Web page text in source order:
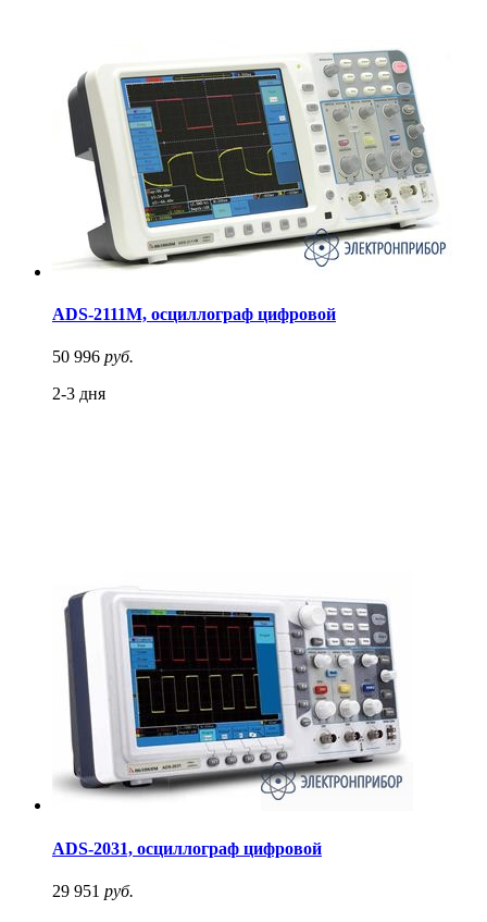
ADS-2111M, осциллограф цифровой
50 996 руб.
2-3 дня
ADS-2031, осциллограф цифровой
29 951 руб.